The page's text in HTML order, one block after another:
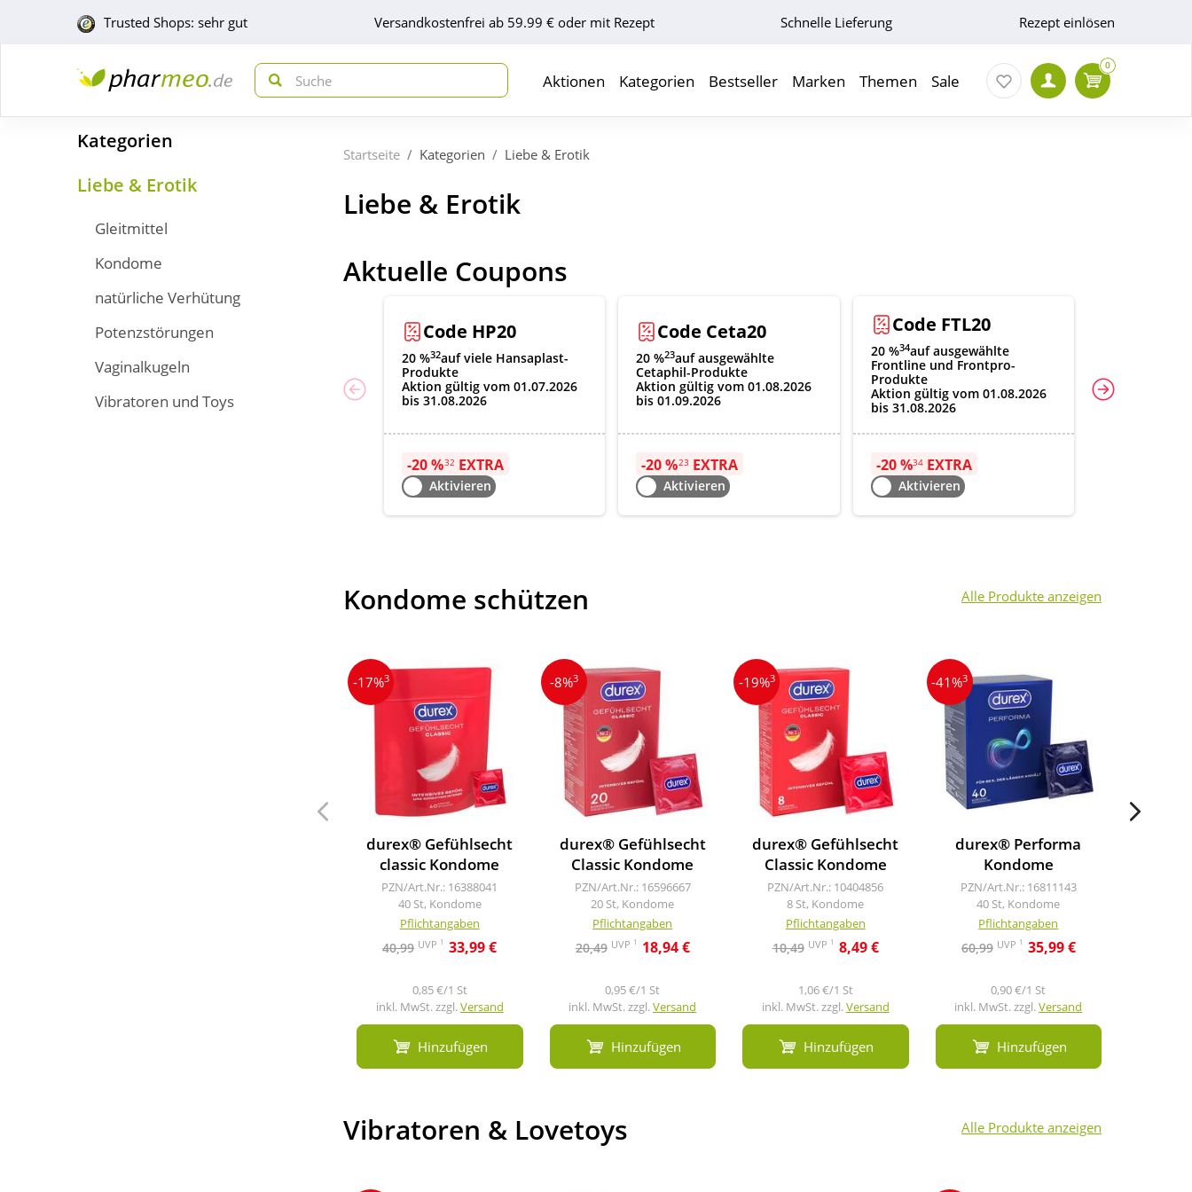
Trusted Shops: sehr gut Versandkostenfrei ab 59.99 € oder mit Rezept Schnelle Lieferung Rezept einlösen
Aktionen Kategorien Bestseller Marken Themen Sale
0
Kategorien
Liebe & Erotik
Gleitmittel
Kondome
natürliche Verhütung
Potenzstörungen
Vaginalkugeln
Vibratoren und Toys
Startseite Kategorien Liebe & Erotik
Liebe & Erotik
Aktuelle Coupons
Code HP20
20 %32auf viele Hansaplast-
Produkte
Aktion gültig vom 01.07.2026
bis 31.08.2026
-20 %32EXTRA
Aktivieren
Code Ceta20
20 %23auf ausgewählte
Cetaphil-Produkte
Aktion gültig vom 01.08.2026
bis 01.09.2026
-20 %23 EXTRA
Aktivieren
Code FTL20
20 %34auf ausgewählte
Frontline und Frontpro-
Produkte
Aktion gültig vom 01.08.2026
bis 31.08.2026
-20 %34 EXTRA
Aktivieren
Aktion gültig
bis 09.08.2026
Kondome schützen Alle Produkte anzeigen
-17%3
durex® Gefühlsecht
classic Kondome
PZN/Art.Nr.: 16388041
40 St, Kondome
Pflichtangaben
40,99 UVP 1 33,99 €
0,85 €/1 St
inkl. MwSt. zzgl.Versand
Hinzufügen
-8%3
durex® Gefühlsecht
Classic Kondome
PZN/Art.Nr.: 16596667
20 St, Kondome
Pflichtangaben
20,49 UVP 1 18,94 €
0,95 €/1 St
inkl. MwSt. zzgl.Versand
Hinzufügen
-19%3
durex® Gefühlsecht
Classic Kondome
PZN/Art.Nr.: 10404856
8 St, Kondome
Pflichtangaben
10,49 UVP 1 8,49 €
1,06 €/1 St
inkl. MwSt. zzgl.Versand
Hinzufügen
-41%3
durex® Performa
Kondome
PZN/Art.Nr.: 16811143
40 St, Kondome
Pflichtangaben
60,99 UVP 1 35,99 €
0,90 €/1 St
inkl. MwSt. zzgl.Versand
Hinzufügen
Vibratoren & Lovetoys Alle Produkte anzeigen